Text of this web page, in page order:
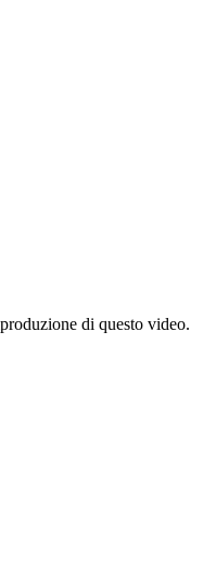
di questo video.